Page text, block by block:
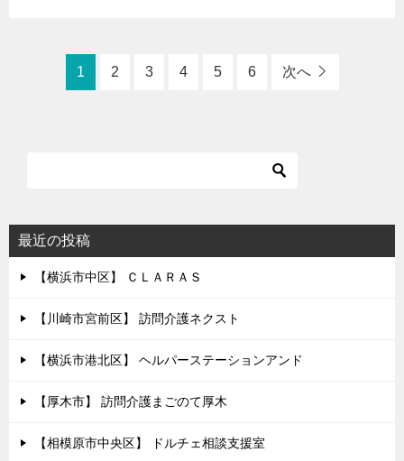
1 2 3 4 5 6 次へ
最近の投稿
【横浜市中区】 ＣＬＡＲＡＳ
【川崎市宮前区】 訪問介護ネクスト
【横浜市港北区】 ヘルパーステーションアンド
【厚木市】 訪問介護まごのて厚木
【相模原市中央区】 ドルチェ相談支援室